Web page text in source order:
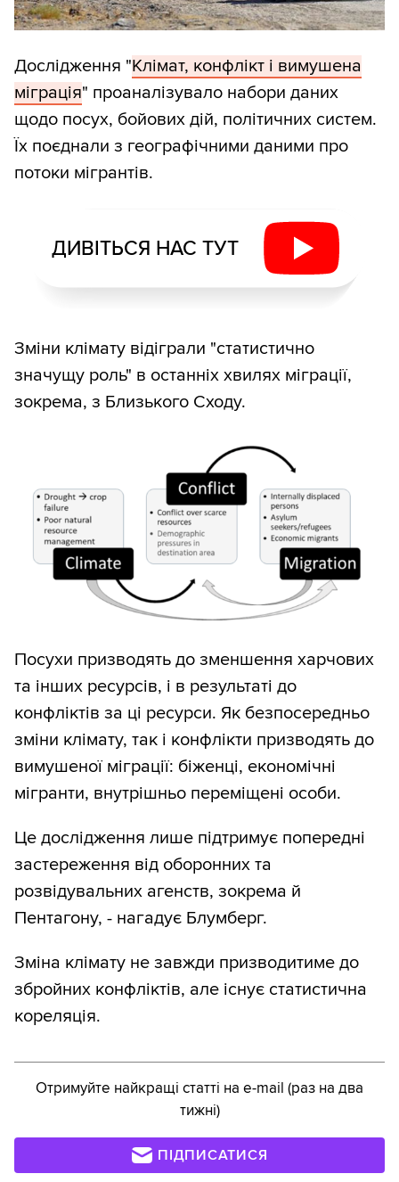
Дослідження "Клімат, конфлікт і вимушена
міграція" проаналізувало набори даних
щодо посух, бойових дій, політичних систем.
Їх поєднали з географічними даними про
потоки мігрантів.
ДИВІТЬСЯ НАС ТУТ
Зміни клімату відіграли "статистично
значущу роль" в останніх хвилях міграції,
зокрема, з Близького Сходу.
Посухи призводять до зменшення харчових
та інших ресурсів, і в результаті до
конфліктів за ці ресурси. Як безпосередньо
зміни клімату, так і конфлікти призводять до
вимушеної міграції: біженці, економічні
мігранти, внутрішньо переміщені особи.
Це дослідження лише підтримує попередні
застереження від оборонних та
розвідувальних агенств, зокрема й
Пентагону, - нагадує Блумберг.
Зміна клімату не завжди призводитиме до
збройних конфліктів, але існує статистична
кореляція.
Отримуйте найкращі статті на e-mail (раз на два
тижні)
ПІДПИСАТИСЯ